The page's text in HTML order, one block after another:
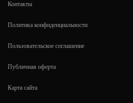
Контакты
Политика конфиденциальности
Пользовательское соглашение
Публичная оферта
Карта сайта